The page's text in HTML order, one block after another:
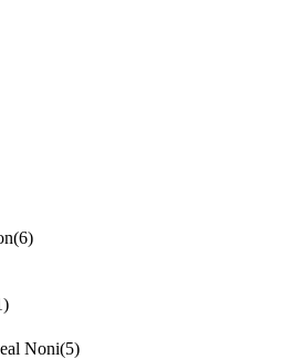
(6)
Noni(5)